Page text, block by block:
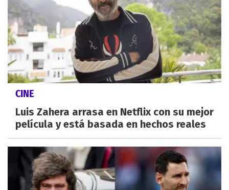
CINE
Luis Zahera arrasa en Netflix con su mejor
película y está basada en hechos reales